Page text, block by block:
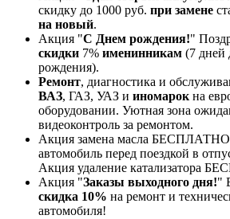
скидку до 1000 руб. при замене
на новый.
Акция "С Днем рождения!"
скидки 7% именинникам (7 дней
рождения).
Ремонт, диагностика и
ВАЗ, ГАЗ, УАЗ и иномарокна
оборудовании. Уютная зона
видеоконтроль за ремонтом.
Акция замена масла
автомобиль перед поездкой в
Акция удаление катализатора
Акция "Заказы выходного дня!"
скидка 10% на ремонт и
автомобиля!